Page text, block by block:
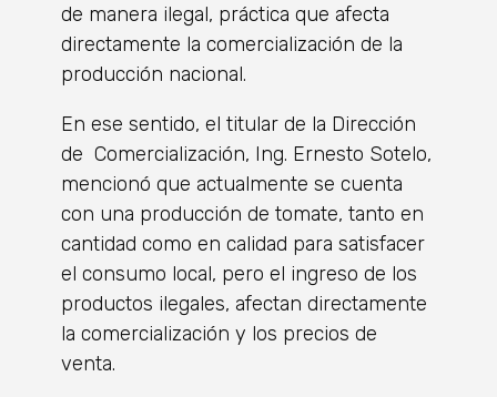
de manera ilegal, práctica que afecta
directamente la comercialización de la
producción nacional.
En ese sentido, el titular de la Dirección
de Comercialización, Ing. Ernesto Sotelo,
mencionó que actualmente se cuenta
con una producción de tomate, tanto en
cantidad como en calidad para satisfacer
el consumo local, pero el ingreso de los
productos ilegales, afectan directamente
la comercialización y los precios de
venta.